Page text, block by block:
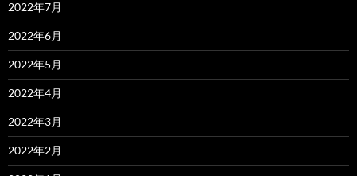
2022年7月
2022年6月
2022年5月
2022年4月
2022年3月
2022年2月